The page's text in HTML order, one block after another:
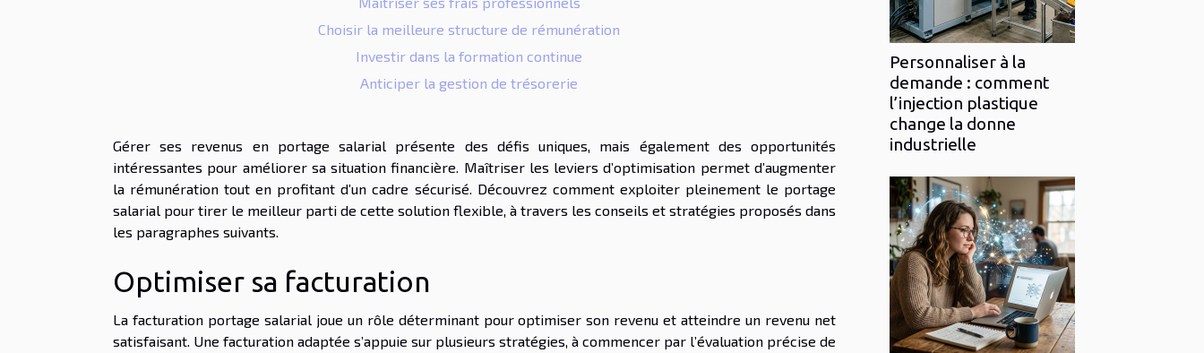
Choisir la meilleure structure de rémunération
Investir dans la formation continue
Anticiper la gestion de trésorerie
Gérer ses revenus en portage salarial présente des défis uniques, mais également des opportunités
intéressantes pour améliorer sa situation financière. Maîtriser les leviers d’optimisation permet d’augmenter
la rémunération tout en profitant d’un cadre sécurisé. Découvrez comment exploiter pleinement le portage
salarial pour tirer le meilleur parti de cette solution flexible, à travers les conseils et stratégies proposés dans
les paragraphes suivants.
Optimiser sa facturation
La facturation portage salarial joue un rôle déterminant pour optimiser son revenu et atteindre un revenu net
satisfaisant. Une facturation adaptée s’appuie sur plusieurs stratégies, à commencer par l’évaluation précise de
Personnaliser à la
demande : comment
l’injection plastique
change la donne
industrielle